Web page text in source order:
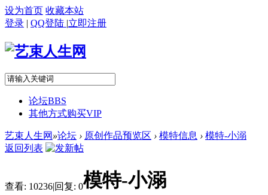
设为首页 收藏本站
登录 | QQ登陆 |立即注册
论坛BBS
其他方式购买VIP
艺束人生网 »论坛 › 原创作品预览区 › 模特信息 › 模特-小溺
返回列表
查看: 10236|回复: 0模特-小溺